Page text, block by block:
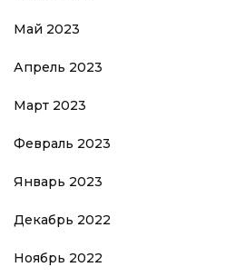
Май 2023
Апрель 2023
Март 2023
Февраль 2023
Январь 2023
Декабрь 2022
Ноябрь 2022